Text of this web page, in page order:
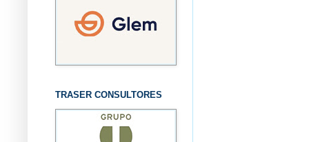
TRASER CONSULTORES